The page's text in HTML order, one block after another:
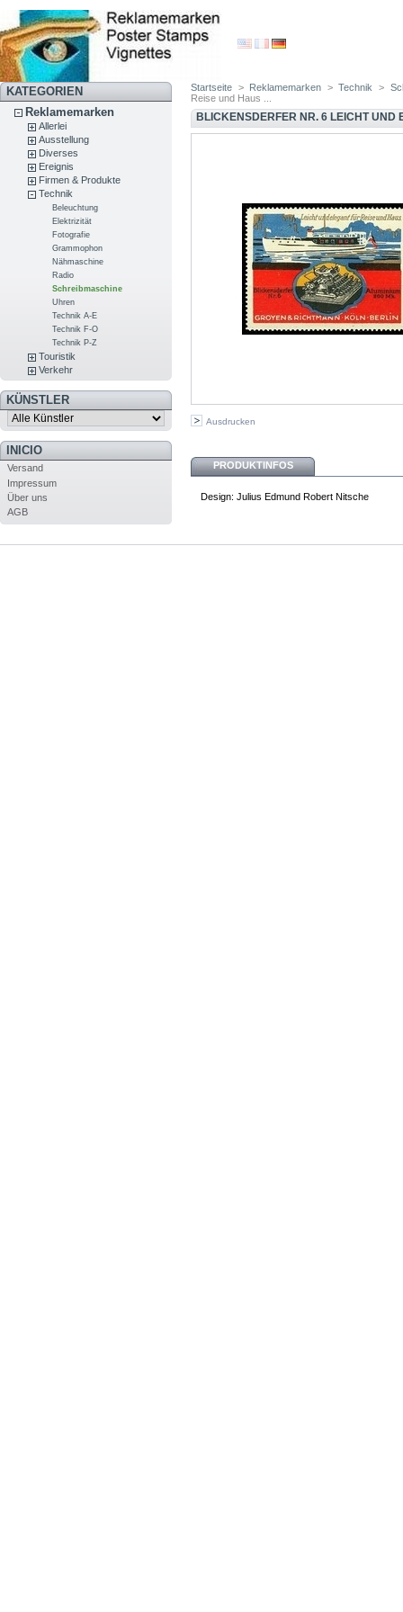
KATEGORIEN
Reklamemarken
Allerlei
Ausstellung
Diverses
Ereignis
Firmen & Produkte
Technik
Beleuchtung
Elektrizität
Fotografie
Grammophon
Nähmaschine
Radio
Schreibmaschine
Uhren
Technik A-E
Technik F-O
Technik P-Z
Touristik
Verkehr
KÜNSTLER
INICIO
Versand
Impressum
Über uns
AGB
Startseite > Reklamemarken > Technik >
Reise und Haus ...
BLICKENSDERFER NR. 6 LEICHT UND
Ausdrucken
PRODUKTINFOS
Design: Julius Edmund Robert Nitsche